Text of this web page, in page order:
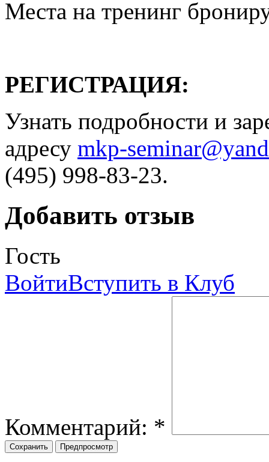
Места на тренинг
РЕГИСТРАЦИЯ:
Узнать подробности и
адресу mkp-
(495) 998-83-23.
Добавить отзыв
Гость
ВойтиВступить в Клуб
Комментарий: *